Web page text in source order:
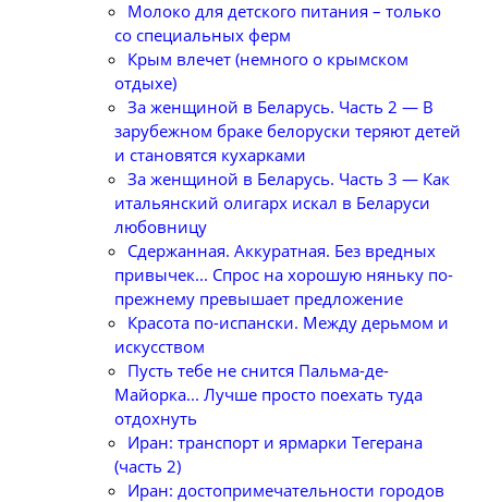
Молоко для детского питания – только
со специальных ферм
Крым влечет (немного о крымском
отдыхе)
За женщиной в Беларусь. Часть 2 — В
зарубежном браке белоруски теряют детей
и становятся кухарками
За женщиной в Беларусь. Часть 3 — Как
итальянский олигарх искал в Беларуси
любовницу
Сдержанная. Аккуратная. Без вредных
привычек... Спрос на хорошую няньку по-
прежнему превышает предложение
Красота по-испански. Между дерьмом и
искусством
Пусть тебе не снится Пальма-де-
Майорка... Лучше просто поехать туда
отдохнуть
Иран: транспорт и ярмарки Тегерана
(часть 2)
Иран: достопримечательности городов